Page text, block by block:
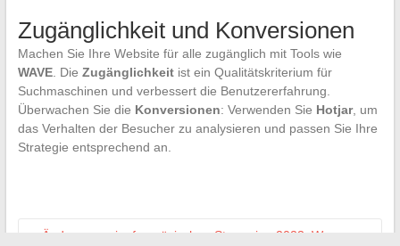
Zugänglichkeit und Konversionen
Machen Sie Ihre Website für alle zugänglich mit Tools wie
WAVE. Die Zugänglichkeitist ein Qualitätskriterium für
Suchmaschinen und verbessert die Benutzererfahrung.
Überwachen Sie die Konversionen: Verwenden Sie Hotjar, um
das Verhalten der Besucher zu analysieren und passen Sie Ihre
Strategie entsprechend an.
Änderungen im französischen Streaming 2023: Was